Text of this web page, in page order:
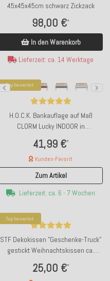
45x45x45cm schwarz Zickzack
98,00 €*
In den Warenkorb
Lieferzeit: ca. 14 Werktage
Top bewertet
H.O.C.K. Bankauflage auf Maß
CLORM Lucky INDOOR in
41,99 €*
Kunden-Favorit
Zum Artikel
Lieferzeit: ca. 6 - 7 Wochen
Top bewertet
STF Dekokissen "Geschenke-Truck"
gestickt Weihnachtskissen ca.
25,00 €*